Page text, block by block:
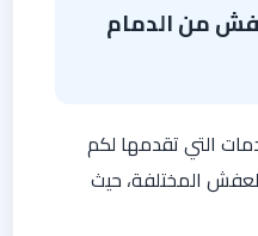
من الدمام
التي تقدمها لكم
المختلفة، حيث